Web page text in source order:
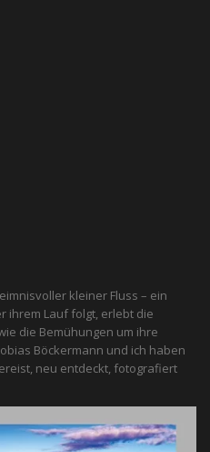
kleiner Fluss – ein
ihrem Lauf folgt, erlebt die
die Bemühungen um ihre
Böckermann und ich haben
neu entdeckt, fotografiert